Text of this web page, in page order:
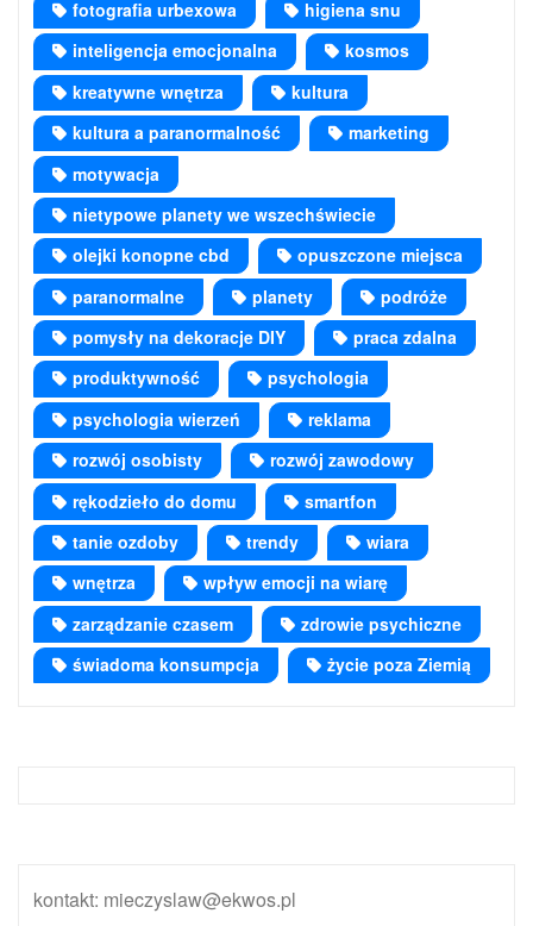
fotografia urbexowa
higiena snu
inteligencja emocjonalna
kosmos
kreatywne wnętrza
kultura
kultura a paranormalność
marketing
motywacja
nietypowe planety we wszechświecie
olejki konopne cbd
opuszczone miejsca
paranormalne
planety
podróże
pomysły na dekoracje DIY
praca zdalna
produktywność
psychologia
psychologia wierzeń
reklama
rozwój osobisty
rozwój zawodowy
rękodzieło do domu
smartfon
tanie ozdoby
trendy
wiara
wnętrza
wpływ emocji na wiarę
zarządzanie czasem
zdrowie psychiczne
świadoma konsumpcja
życie poza Ziemią
kontakt: mieczyslaw@ekwos.pl